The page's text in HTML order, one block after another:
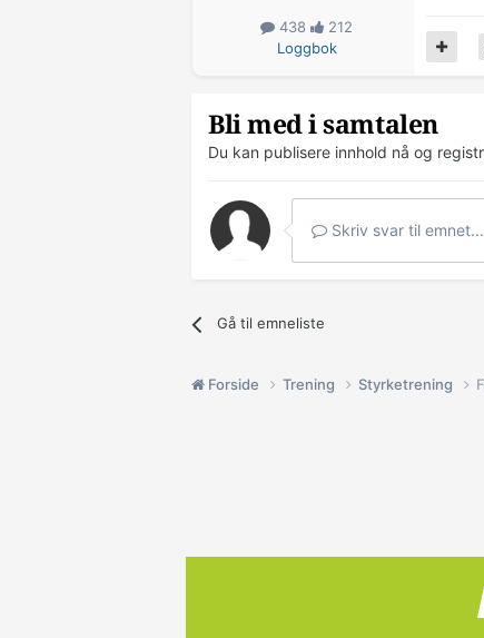
438
212
Loggbok
Bli med i samtalen
Du kan publisere innhold nå og
Skriv svar til emnet...
Gå til emneliste
Forside Trening Styrketrening